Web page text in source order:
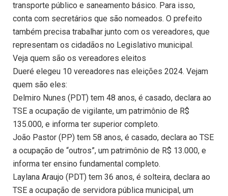
transporte público e saneamento básico. Para isso,
conta com secretários que são nomeados. O prefeito
também precisa trabalhar junto com os vereadores, que
representam os cidadãos no Legislativo municipal.
Veja quem são os vereadores eleitos
Dueré elegeu 10 vereadores nas eleições 2024. Vejam
quem são eles:
Delmiro Nunes (PDT) tem 48 anos, é casado, declara ao
TSE a ocupação de vigilante, um patrimônio de R$
135.000, e informa ter superior completo.
João Pastor (PP) tem 58 anos, é casado, declara ao TSE
a ocupação de “outros”, um patrimônio de R$ 13.000, e
informa ter ensino fundamental completo.
Laylana Araujo (PDT) tem 36 anos, é solteira, declara ao
TSE a ocupação de servidora pública municipal, um